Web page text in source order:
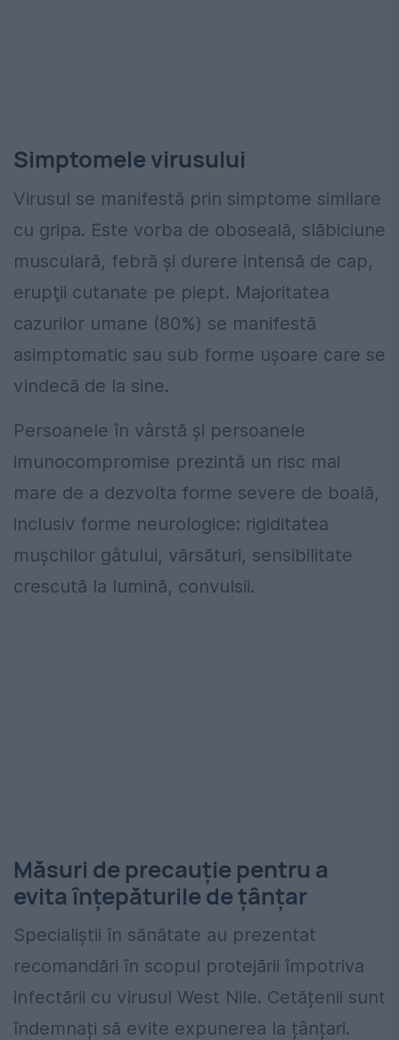
Simptomele virusului
Virusul se manifestă prin simptome similare
cu gripa. Este vorba de oboseală, slăbiciune
musculară, febră şi durere intensă de cap,
erupţii cutanate pe piept. Majoritatea
cazurilor umane (80%) se manifestă
asimptomatic sau sub forme ușoare care se
vindecă de la sine.
Persoanele în vârstă și persoanele
imunocompromise prezintă un risc mai
mare de a dezvolta forme severe de boală,
inclusiv forme neurologice: rigiditatea
mușchilor gâtului, vărsături, sensibilitate
crescută la lumină, convulsii.
Măsuri de precauție pentru a
evita înțepăturile de țânțar
Specialiștii în sănătate au prezentat
recomandări în scopul protejării împotriva
infectării cu virusul West Nile. Cetățenii sunt
îndemnați să evite expunerea la țânțari.